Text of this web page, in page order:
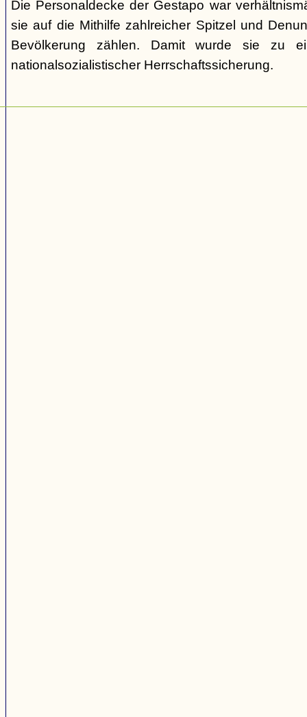
Die Personaldecke der Gestapo war
sie auf die Mithilfe zahlreicher Spitzel und
Bevölkerung zählen. Damit wurde sie zu
nationalsozialistischer Herrschaftssicherung.